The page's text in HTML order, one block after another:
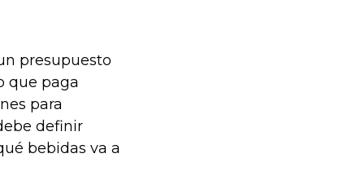
presupuesto
que paga
para
definir
bebidas va a